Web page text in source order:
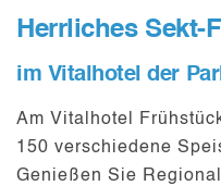
Herrliches Sekt-
im Vitalhotel der
Am Vitalhotel
150 verschiedene
Genießen Sie